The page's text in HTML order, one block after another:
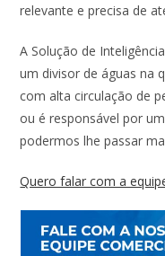
relevante e precisa de
A Solução de
um divisor de águas na
com alta circulação de
ou é responsável por
podermos lhe passar
Quero falar com a